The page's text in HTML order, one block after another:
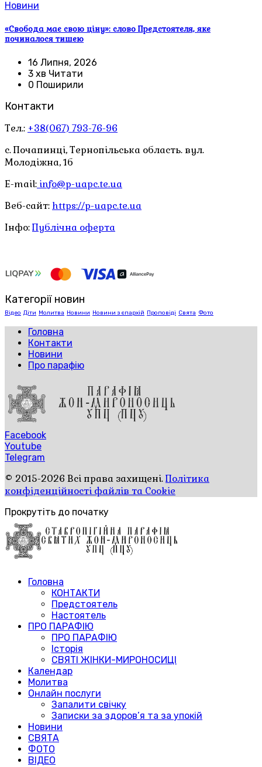
Новини
«Свобода має свою ціну»: слово Предстоятеля, яке
починалося тишею
16 Липня, 2026
3 хв Читати
0 Поширили
Контакти
Тел.: +38(067) 793-76-96
с. Почапинці, Тернопільська область. вул.
Молодіжна, 1б
E-mail: info@p-uapc.te.ua
Веб-сайт: https://p-uapc.te.ua
Інфо:Публічна оферта
Категорії новин
Відео Діти Молитва Новини Новини з єпархій Проповіді Свята Фото
Головна
Контакти
Новини
Про парафію
Facebook
Youtube
Telegram
© 2015-2026 Всі права захищені.Політика
конфіденційності файлів та Cookie
Прокрутіть до початку
Головна
КОНТАКТИ
Предстоятель
Настоятель
ПРО ПАРАФІЮ
ПРО ПАРАФІЮ
Історія
СВЯТІ ЖІНКИ-МИРОНОСИЦІ
Календар
Молитва
Онлайн послуги
Запалити свічку
Записки за здоров’я та за упокій
Новини
СВЯТА
ФОТО
ВІДЕО